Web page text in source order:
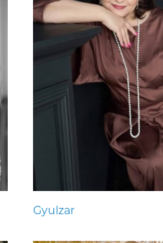
Gyulzar